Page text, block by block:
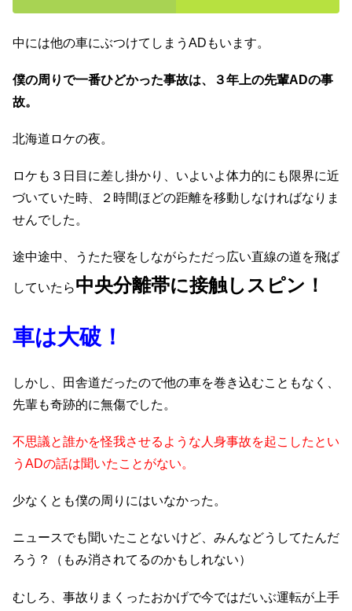
中には他の車にぶつけてしまうADもいます。
僕の周りで一番ひどかった事故は、
３年上の先輩ADの事
故。
北海道ロケの夜。
ロケも３日目に差し掛かり、いよいよ体力的にも限界に近
づいていた時、２時間ほどの距離を移動しなければなりま
せんでした。
途中途中、うたた寝をしながらただっ広い直線の道を飛ば
していたら中央分離帯に接触しスピン！
車は大破！
しかし、田舎道だったので他の車を巻き込むこともなく、
先輩も奇跡的に無傷でした。
不思議と誰かを怪我させるような人身事故を起こしたとい
うADの話は聞いたことがない。
少なくとも僕の周りにはいなかった。
ニュースでも聞いたことないけど、みんなどうしてたんだ
ろう？（もみ消されてるのかもしれない）
むしろ、事故りまくったおかげで今ではだいぶ運転が上手